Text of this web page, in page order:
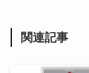
関連記事